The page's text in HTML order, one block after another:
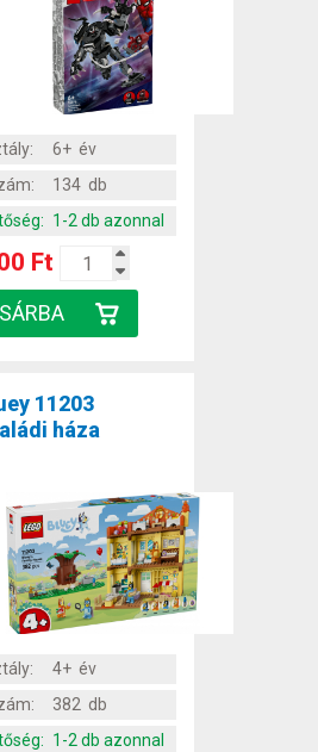
6+ év
134 db
1-2 db azonnal
Ft
11203
háza
4+ év
382 db
1-2 db azonnal